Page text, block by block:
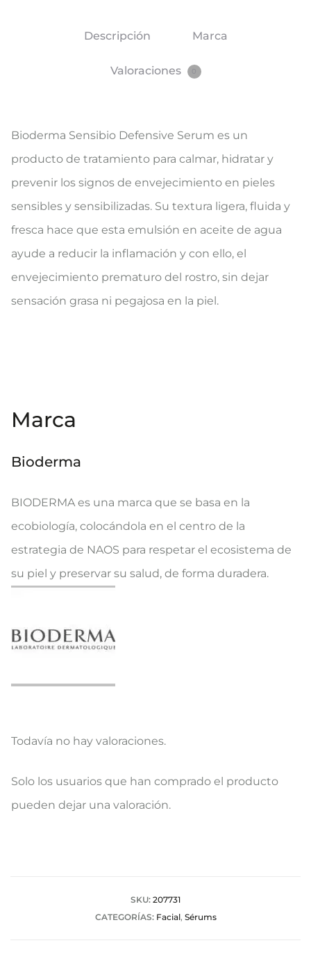
Descripción Marca
Valoraciones
Bioderma Sensibio Defensive Serum es un
producto de tratamiento para calmar, hidratar y
prevenir los signos de envejecimiento en pieles
sensibles y sensibilizadas. Su textura ligera, fluida y
fresca hace que esta emulsión en aceite de agua
ayude a reducir la inflamación y con ello, el
envejecimiento prematuro del rostro, sin dejar
sensación grasa ni pegajosa en la piel.
Marca
Bioderma
BIODERMA es una marca que se basa en la
ecobiología, colocándola en el centro de la
estrategia de NAOS para respetar el ecosistema de
su piel y preservar su salud, de forma duradera.
V
a
Todavía no hay valoraciones.
Solo los usuarios que han comprado el producto
pueden dejar una valoración.
SKU: 207731
CATEGORÍAS: Facial, Sérums